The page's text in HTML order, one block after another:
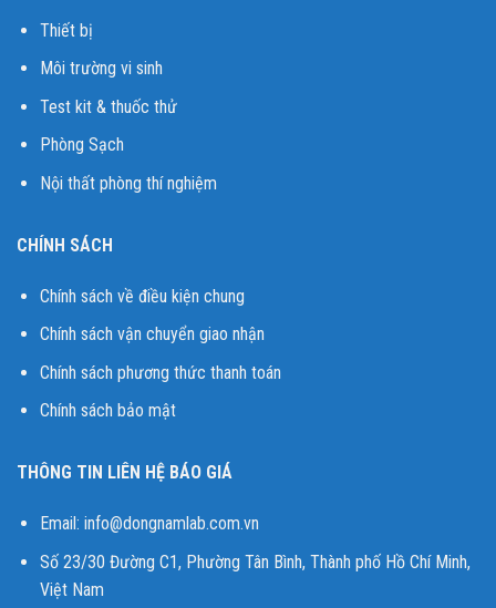
Thiết bị
Môi trường vi sinh
Test kit & thuốc thử
Phòng Sạch
Nội thất phòng thí nghiệm
CHÍNH SÁCH
Chính sách về điều kiện chung
Chính sách vận chuyển giao nhận
Chính sách phương thức thanh toán
Chính sách bảo mật
THÔNG TIN LIÊN HỆ BÁO GIÁ
Email: info@dongnamlab.com.vn
Số 23/30 Đường C1, Phường Tân Bình, Thành phố Hồ Chí Minh,
Việt Nam